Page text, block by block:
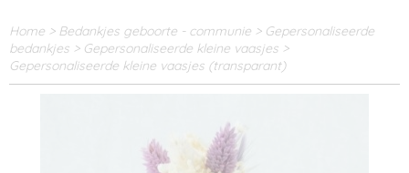
Home > Bedankjes geboorte - communie > Gepersonaliseerde
bedankjes > Gepersonaliseerde kleine vaasjes >
Gepersonaliseerde kleine vaasjes (transparant)